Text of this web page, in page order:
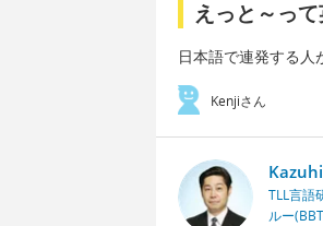
えっと～っ
日本語で連発する人
Kenjiさん
TLL言語
ルー